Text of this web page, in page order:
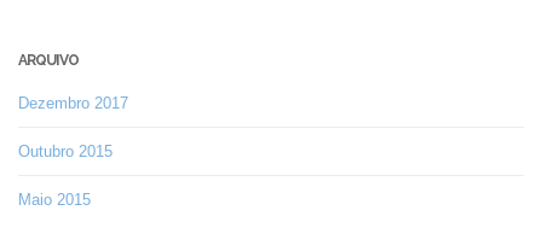
ARQUIVO
Dezembro 2017
Outubro 2015
Maio 2015